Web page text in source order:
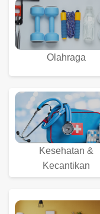
Olahraga
Kesehatan &
Kecantikan